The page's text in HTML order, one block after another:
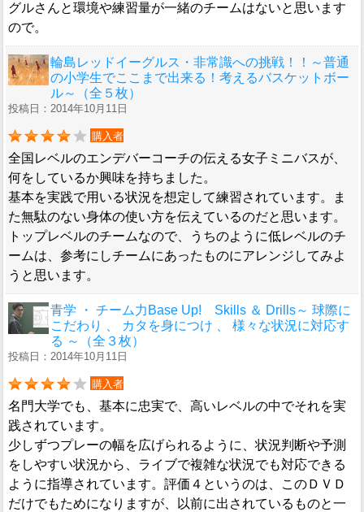
グルさんと環境や練習量が一緒のチームはないと思います
ので。
輪島レッドイーグルス・非常識への挑戦！！～普通
の小学生でここまで出来る！考えるバスケットボー
ル～（全５枚）
投稿日：2014年10月11日
購入者
全国レベルのエンデバーコーチの伝える女子ミニバスが、
何をしているか興味を持ちました。
基本を実践で用いる状況を想定して練習されています。ま
た無駄のない身体の使い方を伝えているのだと思います。
トップレベルのチームなので、うちのように低レベルのチ
ームは、参考にしチームにあったものにアレンジしてみよ
うと思います。
青学 ・ チーム力Base Up! Skills ＆ Drills～ 球際に
こだわり 、 カタを身につけ 、 様々な状況に対応す
る ～（全３枚）
投稿日：2014年10月11日
購入者
名門大学でも、基本に忠実で、高いレベルの中でそれを実
践されています。
少しずつプレーの幅を広げられるように、状況判断や予測
をしやすい状況から、ライブで複雑な状況でも対応できる
ように指導されています。評価４というのは、このＤＶＤ
だけでもためになりますが、以前に出されているものと一